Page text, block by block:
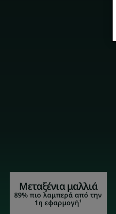
Μεταξένια μαλλιά
89% πιο λαμπερά από την
1η εφαρμογή¹